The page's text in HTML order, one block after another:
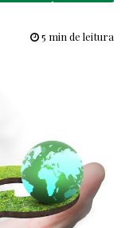
5 min de leitura